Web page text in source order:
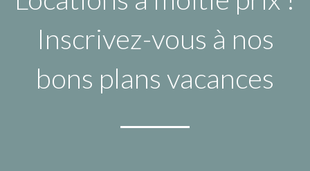
Inscrivez-vous à nos
bons plans vacances